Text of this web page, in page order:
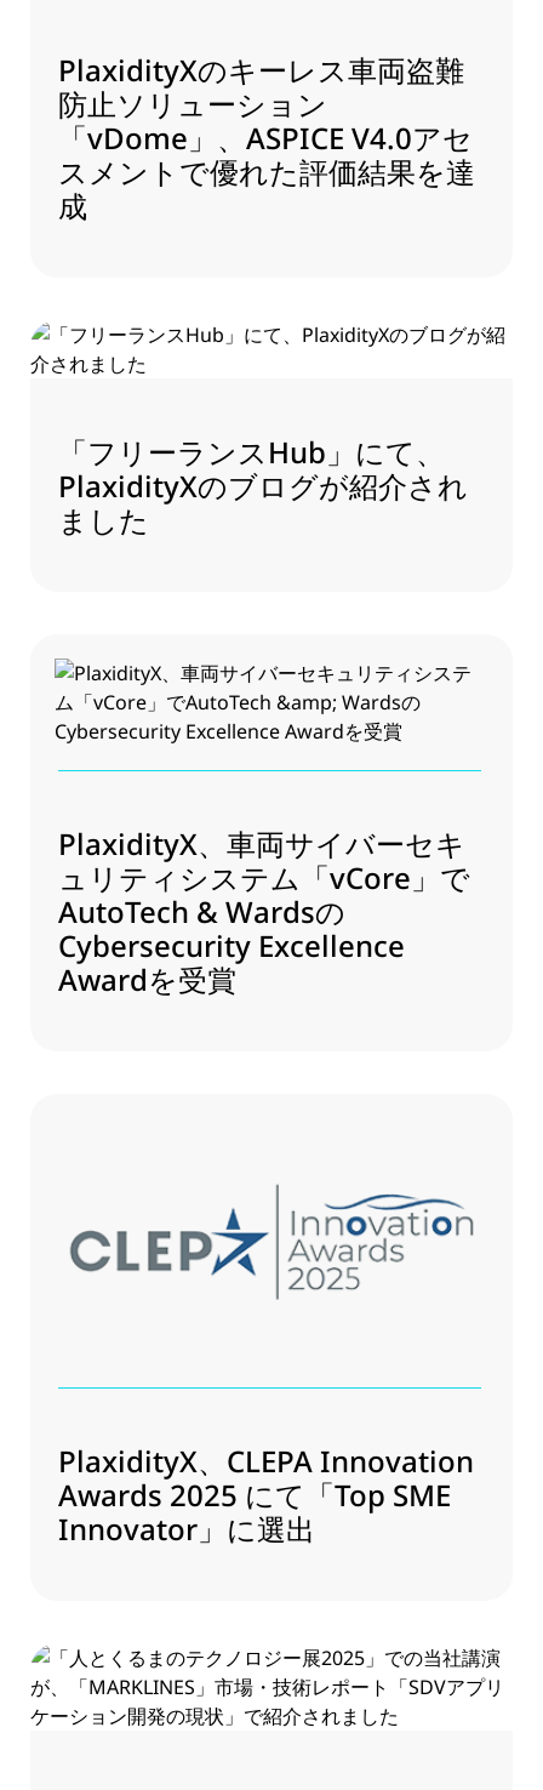
PlaxidityXのキーレス車両盗難
防止ソリューション
「vDome」、ASPICE V4.0アセ
スメントで優れた評価結果を達
成
「フリーランスHub」にて、
PlaxidityXのブログが紹介され
ました
PlaxidityX、車両サイバーセキ
ュリティシステム「vCore」で
AutoTech & Wardsの
Cybersecurity Excellence
Awardを受賞
PlaxidityX、CLEPA Innovation
Awards 2025 にて「Top SME
Innovator」に選出